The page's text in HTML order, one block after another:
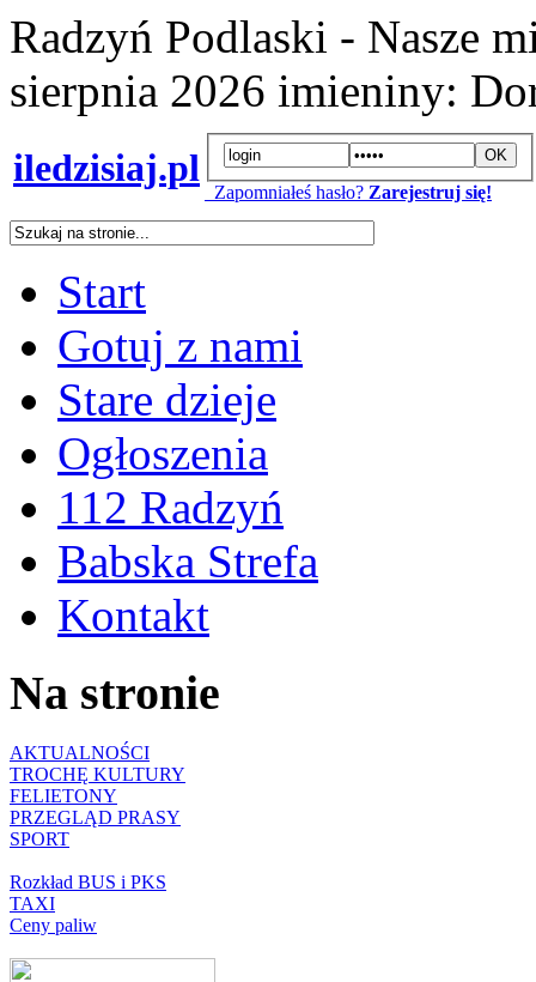
Radzyń Podlaski - Nasze
sierpnia 2026 imieniny:
iledzisiaj.pl
Zapomniałeś hasło? Zarejestruj się!
Start
Gotuj z nami
Stare dzieje
Ogłoszenia
112 Radzyń
Babska Strefa
Kontakt
Na stronie
AKTUALNOŚCI
TROCHĘ KULTURY
FELIETONY
PRZEGLĄD PRASY
SPORT
Rozkład BUS i PKS
TAXI
Ceny paliw